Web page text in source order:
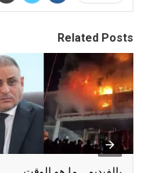
Related Posts